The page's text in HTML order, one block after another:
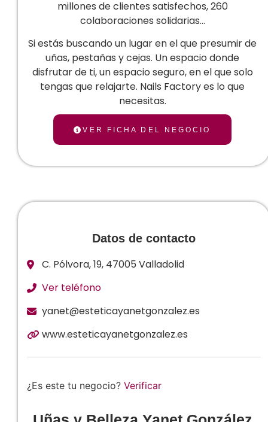
millones de clientes satisfechos, 260
colaboraciones solidarias…
Si estás buscando un lugar en el que presumir de
uñas, pestañas y cejas. Un espacio donde
disfrutar de ti, un espacio seguro, en el que solo
tengas que relajarte. Nails Factory es lo que
necesitas.
VER FICHA DEL NEGOCIO
Datos de contacto
C. Pólvora, 19, 47005 Valladolid
Ver teléfono
yanet@esteticayanetgonzalez.es
www.esteticayanetgonzalez.es
¿Es este tu negocio? Verificar